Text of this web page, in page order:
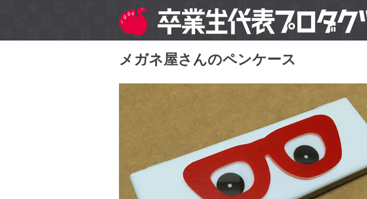
メガネ屋さんのペンケース